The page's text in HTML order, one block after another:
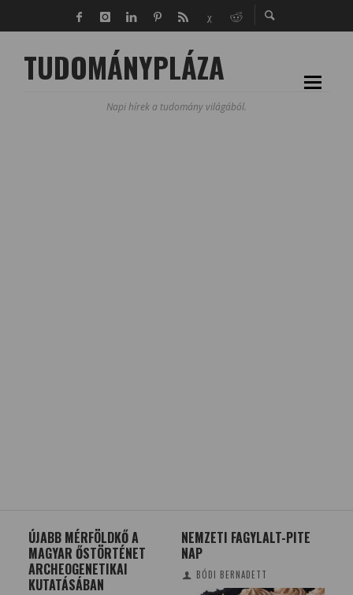
TUDOMÁNYPLÁZA
Napi hírek a tudomány világából.
ÚJABB MÉRFÖLDKŐ A
MAGYAR ŐSTÖRTÉNET
ARCHEOGENETIKAI
KUTATÁSÁBAN
NEMZETI FAGYLALT-PITE
NAP
BÓDI BERNADETT